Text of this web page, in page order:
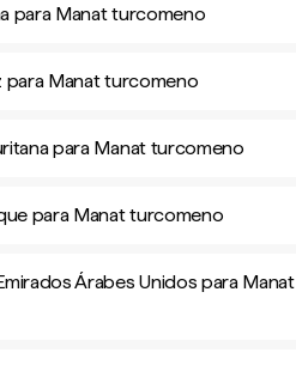
para Manat turcomeno
para Manat turcomeno
para Manat turcomeno
para Manat turcomeno
Árabes Unidos para Manat